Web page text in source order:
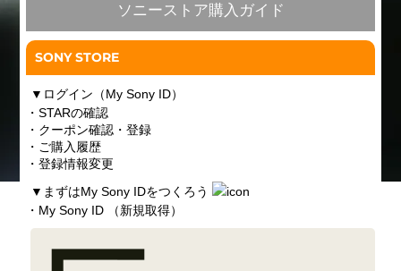
ソニーストア購入ガイド
SONY STORE
▼ ログイン（My Sony ID）
・STARの確認
・クーポン確認・登録
・ご購入履歴
・登録情報変更
▼ まずはMy Sony IDをつくろう
・My Sony ID （新規取得）